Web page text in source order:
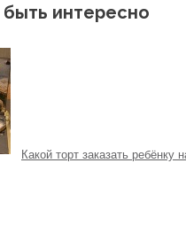
интересно
Какой торт заказать ребёнку